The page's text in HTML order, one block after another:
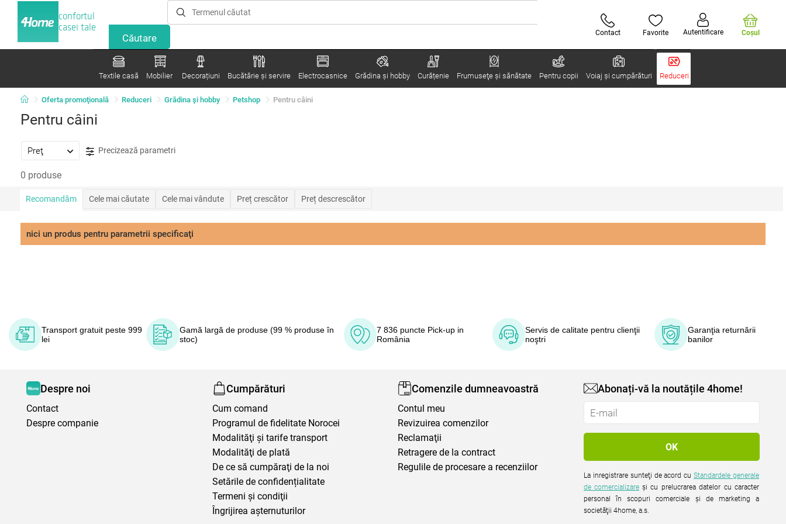
confortul
casei tale
Contact Favorite Autentificare Coşul
Textile casă Mobilier Decorațiuni Bucătărie și servire Electrocasnice Grădina şi hobby Curățenie Frumuseţe şi sănătate Pentru copii Voiaj și cumpărături Reduceri
Oferta promoţională Reduceri Grădina şi hobby Petshop Pentru câini
Pentru câini
Preţ Precizează parametri
0 produse
Recomandăm Cele mai căutate Cele mai vândute Preț crescător Preț descrescător
nici un produs pentru parametrii specificaţi
Transport gratuit peste 999
lei
Gamă largă de produse (99 % produse în
stoc)
7 836 puncte Pick-up in
România
Servis de calitate pentru clienţii
noştri
Garanţia returnării
banilor
Despre noi
Contact
Despre companie
Cumpărături
Cum comand
Programul de fidelitate Norocei
Modalităţi şi tarife transport
Modalităţi de plată
De ce să cumpăraţi de la noi
Setările de confidențialitate
Termeni şi condiţii
Îngrijirea așternuturilor
Comenzile dumneavoastră
Contul meu
Revizuirea comenzilor
Reclamaţii
Retragere de la contract
Regulile de procesare a recenziilor
Abonați-vă la noutățile 4home!
La inregistrare sunteţi de acord cuStandardele generale
de comercializare şi cu prelucrarea datelor cu caracter
personal în scopuri comerciale şi de marketing a
societăţii 4home, a.s.